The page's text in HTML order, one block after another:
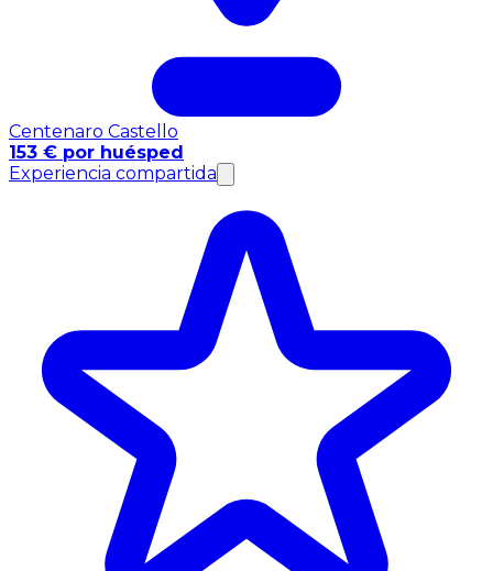
Centenaro Castello
153 € por huésped
Experiencia compartida